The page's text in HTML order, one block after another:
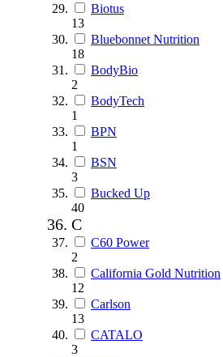
Biotus
13
Bluebonnet Nutrition
18
BodyBio
2
BodyTech
1
BPN
1
BSN
3
Bucked Up
40
C
C60 Power
2
California Gold Nutrition
12
Carlson
13
CATALO
3